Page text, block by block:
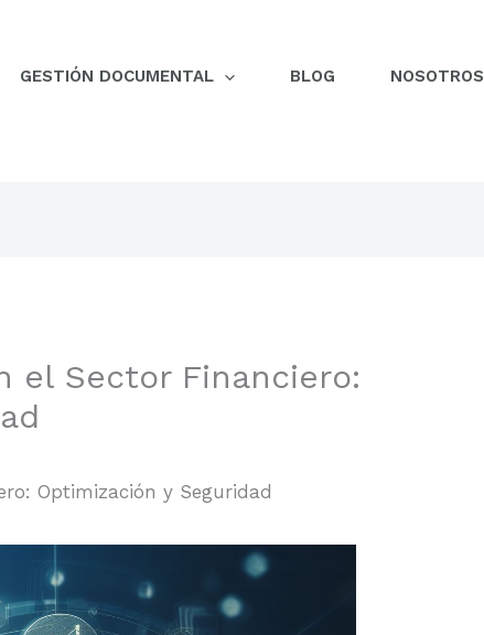
GESTIÓN DOCUMENTAL BLOG
NOSOTROS
el Sector Financiero:
Optimización y Seguridad